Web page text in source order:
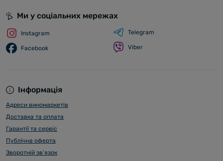
Інформація
Адреси виномаркетів
Доставка та оплата
Гарантії та сервіс
Публічна оферта
Зворотній зв’язок
Ми у соціальних мережах
Instagram
Facebook
Telegram
Viber